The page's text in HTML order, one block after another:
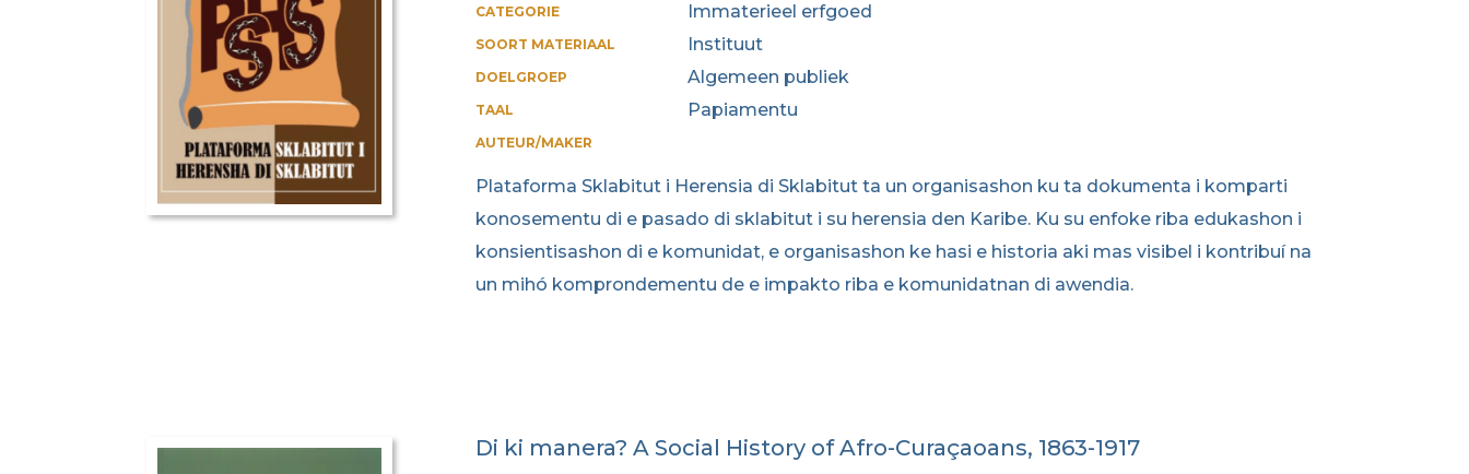
CATEGORIE Immaterieel erfgoed
SOORT MATERIAAL Instituut
DOELGROEP Algemeen publiek
TAAL Papiamentu
AUTEUR/MAKER
Plataforma Sklabitut i Herensia di Sklabitut ta un organisashon ku ta dokumenta i komparti
konosementu di e pasado di sklabitut i su herensia den Karibe. Ku su enfoke riba edukashon i
konsientisashon di e komunidat, e organisashon ke hasi e historia aki mas visibel i kontribuí na
un mihó komprondementu de e impakto riba e komunidatnan di awendia.
Di ki manera? A Social History of Afro-Curaçaoans, 1863-1917